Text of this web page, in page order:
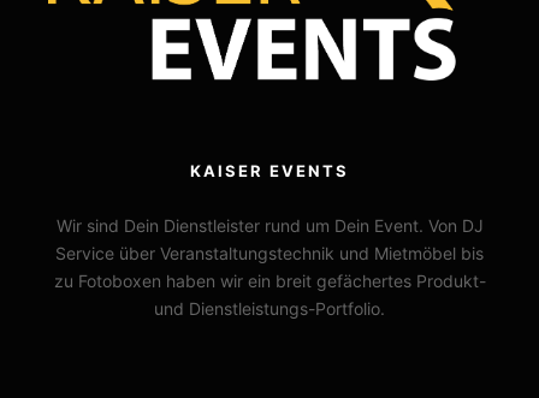
KAISER EVENTS
Wir sind Dein Dienstleister rund um Dein Event. Von DJ
Service über Veranstaltungstechnik und Mietmöbel bis
zu Fotoboxen haben wir ein breit gefächertes Produkt-
und Dienstleistungs-Portfolio.